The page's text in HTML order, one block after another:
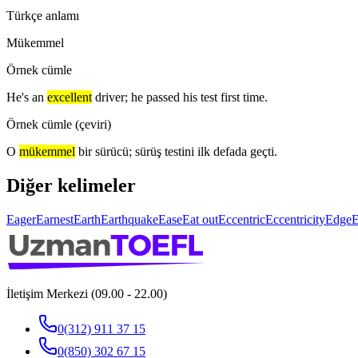
Türkçe anlamı
Mükemmel
Örnek cümle
He's an excellent driver; he passed his test first time.
Örnek cümle (çeviri)
O mükemmel bir sürücü; sürüş testini ilk defada geçti.
Diğer kelimeler
EagerEarnestEarthEarthquakeEaseEat outEccentricEccentricityEdge
İletişim Merkezi (09.00 - 22.00)
0(312) 911 37 15
0(850) 302 67 15